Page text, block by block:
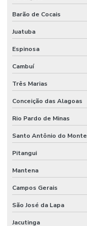
Barão de Cocais
Juatuba
Espinosa
Cambuí
Três Marias
Conceição das Alagoas
Rio Pardo de Minas
Santo Antônio do Monte
Pitangui
Mantena
Campos Gerais
São José da Lapa
Jacutinga